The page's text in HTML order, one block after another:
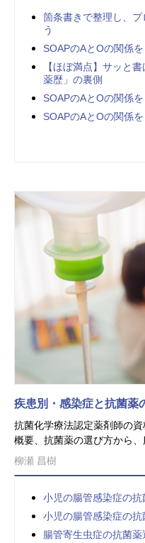
箇条書きで整理し、
う
SOAPのAとOの関係
【ほぼ満点】サッと
薬歴」の裏側
SOAPのAとOの関係
SOAPのAとOの関係
疾患別・感染症と抗菌薬
抗菌化学療法認定薬剤師の
概要、抗菌薬の選び方から
柳瀬 昌樹
小児の腸管感染症の抗
小児の腸管感染症の抗
腸管寄生虫症の抗菌薬